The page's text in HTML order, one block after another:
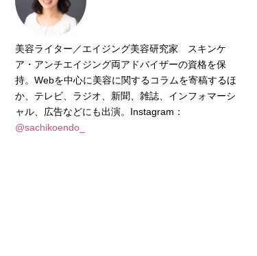
美容ライター／エイジング美容研究家 スキンケ
ア・アンチエイジング両アドバイザーの資格を保
持。Webを中心に美容に関するコラムを寄稿するほ
か、テレビ、ラジオ、新聞、雑誌、インフォマーシ
ャル、広告などにも出演。Instagram：
@sachikoendo_